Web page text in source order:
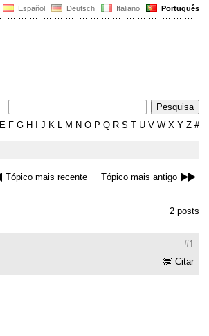
Español Deutsch Italiano Português
E F G H J K L M N O P Q R S T U V W X Y Z #
Tópico mais recente Tópico mais antigo
2 posts
#1
Citar